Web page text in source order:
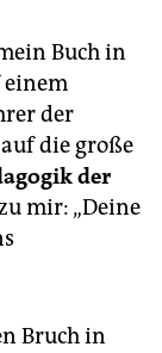
Buch in
einem
der
die große
der
mir: „Deine
Bruch in